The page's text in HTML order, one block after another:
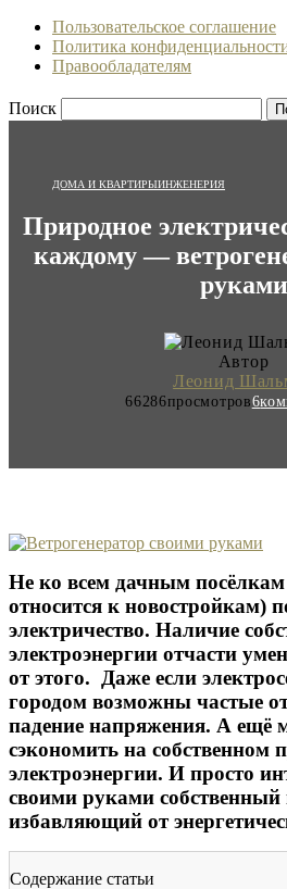
Пользовательское соглашение
Политика
Правообладателям
Поиск
ДОМА И КВАРТИРЫИНЖЕНЕРИЯ
Природное
каждому —
руками
Автор
Леонид
66286просмотров6
Не ко всем дачным посёлкам
относится к новостройкам)
электричество. Наличие
электроэнергии отчасти
от этого. Даже если
городом возможны частые
падение напряжения. А ещё
сэкономить на собственном
электроэнергии. И просто
своими руками собственный
избавляющий от
Содержание статьи